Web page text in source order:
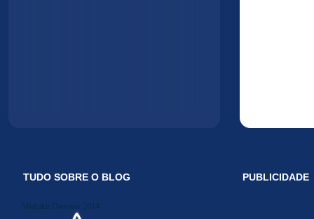
TUDO SOBRE O BLOG
Midiakit Danosse 2014
PUBLICIDADE